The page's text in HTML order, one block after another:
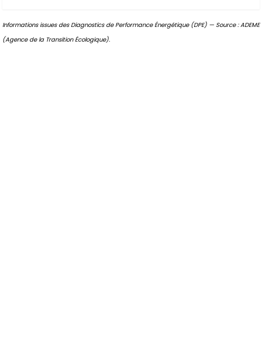
Informations issues des Diagnostics de Performance Énergétique (DPE) — Source : ADEME
(Agence de la Transition Écologique).